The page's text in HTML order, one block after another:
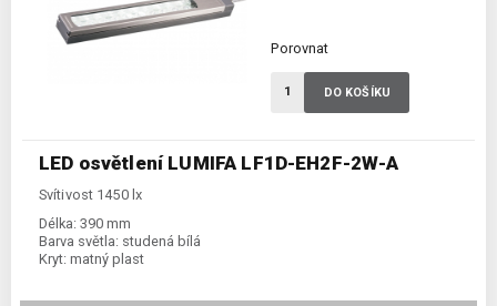
LED osvětlení LUMIFA LF1D-EH2F-2W-A
Svítivost 1450 lx
Délka: 390 mm
Barva světla: studená bílá
Kryt: matný plast
Porovnat
DO KOŠÍKU